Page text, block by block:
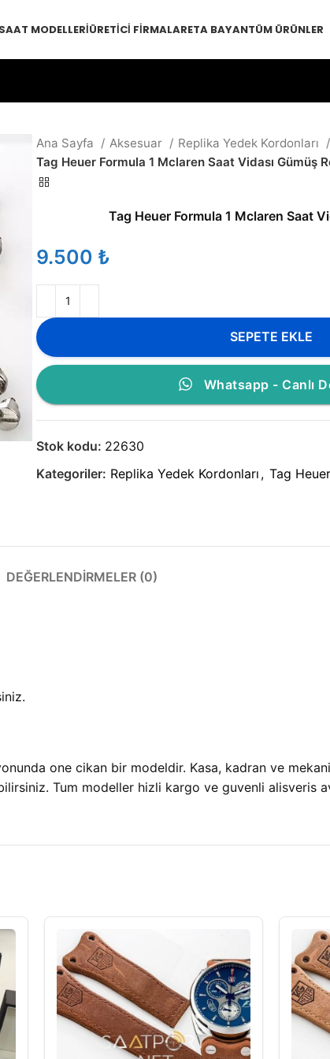
MODELLERIÜRETICI FIRMALARETA BAYANTÜM ÜRÜNLER
Ana Sayfa Aksesuar
Replika Yedek Kordonları
Tag Heuer Formula 1 Mclaren Saat Vidası Gümüş
Tag Heuer Formula 1 Mclaren Saat
₺
SEPETE EKLE
Whatsapp - Canlı
Stok kodu: 22630
Kategoriler: Replika Yedek Kordonları , Tag Heuer
DEĞERLENDIRMELER (0)
one cikan bir modeldir. Kasa, kadran ve
Tum modeller hizli kargo ve guvenli alisveris